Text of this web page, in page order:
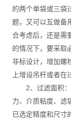
的两个单袋或三袋
题，又可以互做备
合考虑后，还是需
的情况下，要采取
非标设计，增加螺
上增设吊杆或者在
2、过滤面积：
力、介质粘度、滤
已选定精度和尺寸